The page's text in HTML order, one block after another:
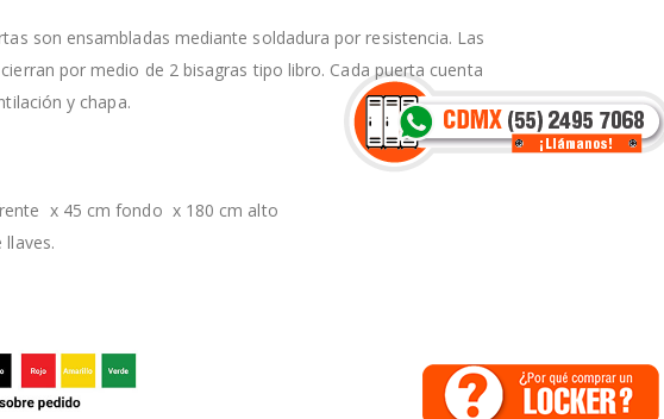
son ensambladas mediante soldadura por resistencia. Las
por medio de 2 bisagras tipo libro. Cada puerta cuenta
y chapa.
x 45 cm fondo x 180 cm alto
llaves.